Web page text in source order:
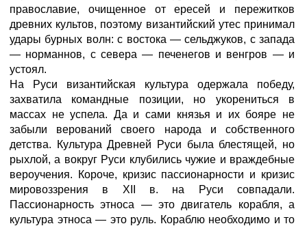
православие, очищенное от ересей и пережитков
древних культов, поэтому византийский утес принимал
удары бурных волн: с востока — сельджуков, с запада
— норманнов, с севера — печенегов и венгров — и
устоял.
На Руси византийская культура одержала победу,
захватила командные позиции, но укорениться в
массах не успела. Да и сами князья и их бояре не
забыли верований своего народа и собственного
детства. Культура Древней Руси была блестящей, но
рыхлой, а вокруг Руси клубились чужие и враждебные
вероучения. Короче, кризис пассионарности и кризис
мировоззрения в XII в. на Руси совпадали.
Пассионарность этноса — это двигатель корабля, а
культура этноса — это руль. Кораблю необходимо и то